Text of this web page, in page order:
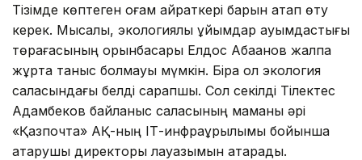
Тізімде көптеген қоғам қайраткері барын атап өту
керек. Мысалы, экологиялық ұйымдар қауымдастығы
төрағасының орынбасары Елдос Абақанов жалпақ
жұртқа таныс болмауы мүмкін. Бірақ ол экология
саласындағы белді сарапшы. Сол секілді Тілектес
Адамбеков байланыс саласының маманы әрі
«Қазпочта» АҚ-ның ІТ-инфрақұрылымы бойынша
атқарушы директоры лауазымын атқарады.